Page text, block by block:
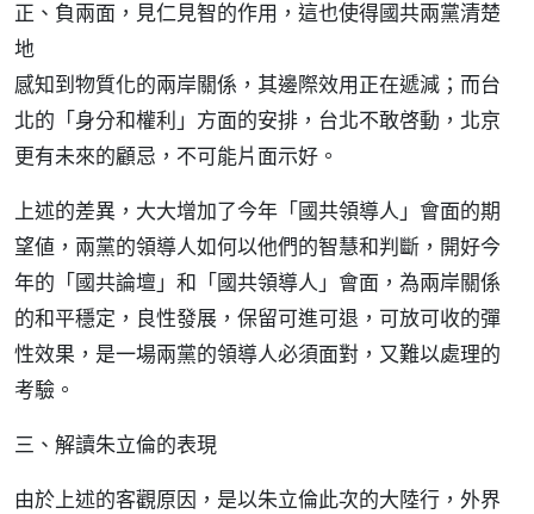
正、負兩面，見仁見智的作用，這也使得國共兩黨清楚
地
感知到物質化的兩岸關係，其邊際效用正在遞減；而台
北的「身分和權利」方面的安排，台北不敢啓動，北京
更有未來的顧忌，不可能片面示好。
上述的差異，大大增加了今年「國共領導人」會面的期
望値，兩黨的領導人如何以他們的智慧和判斷，開好今
年的「國共論壇」和「國共領導人」會面，為兩岸關係
的和平穩定，良性發展，保留可進可退，可放可收的彈
性效果，是一場兩黨的領導人必須面對，又難以處理的
考驗。
三、解讀朱立倫的表現
由於上述的客觀原因，是以朱立倫此次的大陸行，外界